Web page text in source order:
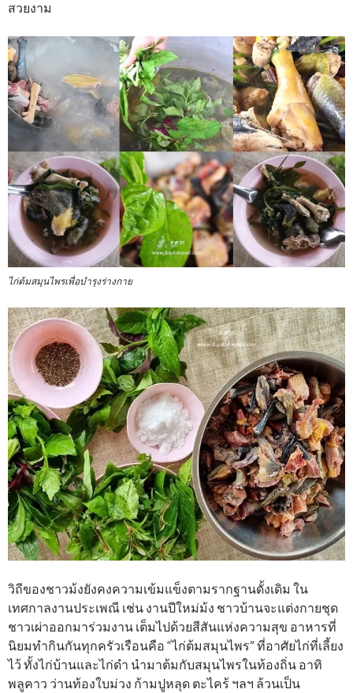
สวยงาม
ไก่ต้มสมุนไพรเพื่อบำรุงร่างกาย
วิถีของชาวม้งยังคงความเข้มแข็งตามรากฐานดั้งเดิม ใน
เทศกาลงานประเพณี เช่น งานปีใหม่ม้ง ชาวบ้านจะแต่งกายชุด
ชาวเผ่าออกมาร่วมงาน เต็มไปด้วยสีสันแห่งความสุข อาหารที่
นิยมทำกินกันทุกครัวเรือนคือ “ไก่ต้มสมุนไพร” ที่อาศัยไก่ที่เลี้ยง
ไว้ ทั้งไก่บ้านและไก่ดำ นำมาต้มกับสมุนไพรในท้องถิ่น อาทิ
พลูคาว ว่านท้องใบม่วง ก้ามปูหลุด ตะไคร้ ฯลฯ ล้วนเป็น